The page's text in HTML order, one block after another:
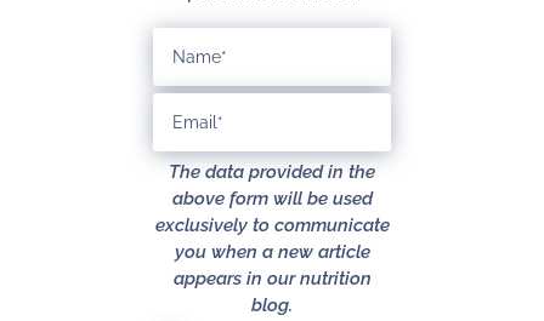
The data provided in the
above form will be used
exclusively to communicate
you when a new article
appears in our nutrition
blog.